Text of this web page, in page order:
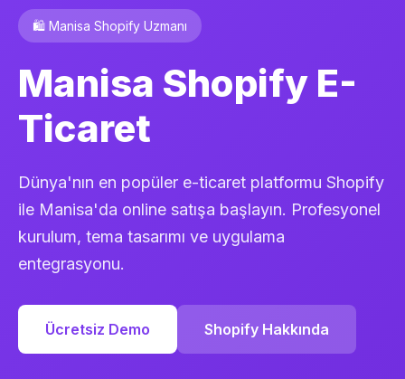
🛍️ Manisa Shopify Uzmanı
Manisa Shopify E-
Ticaret
Dünya'nın en popüler e-ticaret platformu Shopify
ile Manisa'da online satışa başlayın. Profesyonel
kurulum, tema tasarımı ve uygulama
entegrasyonu.
Ücretsiz Demo Shopify Hakkında